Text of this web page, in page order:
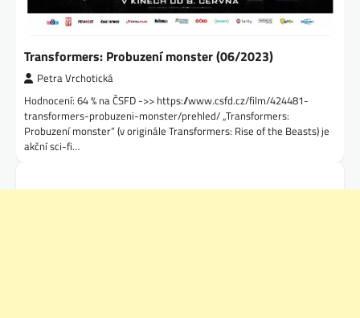
Transformers: Probuzení monster (06/2023)
Petra Vrchotická
Hodnocení: 64 % na ČSFD ->> https://www.csfd.cz/film/424481-
transformers-probuzeni-monster/prehled/ „Transformers:
Probuzení monster“ (v originále Transformers: Rise of the Beasts) je
akční sci-fi…